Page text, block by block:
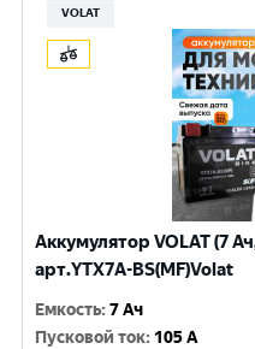
VOLAT
Аккумулятор VOLAT (7
арт.YTX7A-BS(MF)Volat
Емкость:7 Ач
Пусковой ток: 105 A